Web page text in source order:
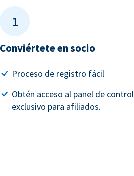
Conviértete en socio
Proceso de registro fácil
Obtén acceso al panel de control
exclusivo para afiliados.